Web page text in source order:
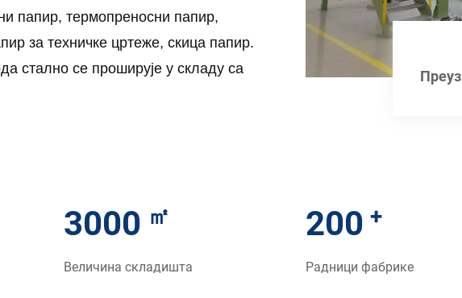
папир, термопреносни папир,
за техничке цртеже, скица папир.
стално се проширује у складу са
3000 ㎡
Величина складишта
200 +
Радници фабрике